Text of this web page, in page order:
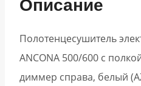
Описание
Полотенцесушитель
ANCONA 500/600 с
диммер справа, белый